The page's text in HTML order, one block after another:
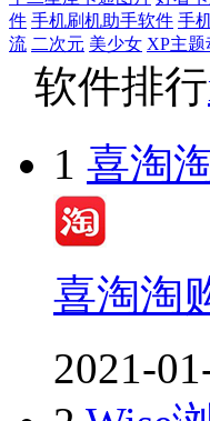
件 手机刷机助手软件 手
流 二次元 美少女 XP主题
软件排行
1 喜淘
喜淘淘
2021-